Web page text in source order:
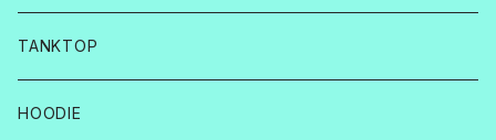
TANKTOP
HOODIE